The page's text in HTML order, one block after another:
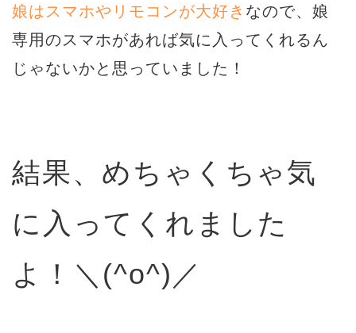
娘はスマホやリモコンが大好き なので、娘
専用のスマホがあれば気に入ってくれるん
じゃないかと思っていました！
結果、めちゃくちゃ気
に入ってくれました
よ！＼(^o^)／